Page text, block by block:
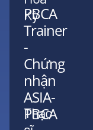
Kỳ
PBCA
Trainer
-
Chứng
nhận
ASIA-
PBCA
Thạc